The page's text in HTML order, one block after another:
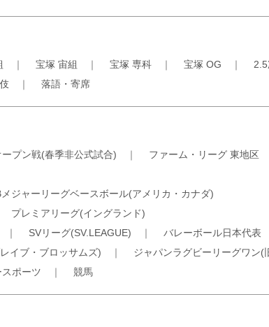
｜ 宝塚 宙組 ｜ 宝塚 専科 ｜ 宝塚 OG ｜
｜ 落語・寄席
ープン戦(春季非公式試合) ｜ ファーム・リーグ 東地区
ジャーリーグベースボール(アメリカ・カナダ)
プレミアリーグ(イングランド)
｜ SVリーグ(SV.LEAGUE) ｜ バレーボール日本代表
イブ・ブロッサムズ) ｜ ジャパンラグビーリーグワン(
ポーツ ｜ 競馬